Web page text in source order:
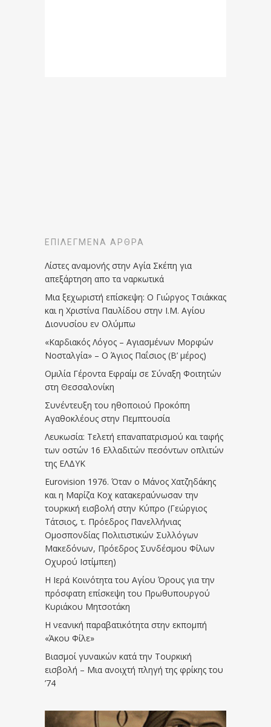
ΕΠΙΛΕΓΜΈΝΑ ΆΡΘΡΑ
Λίστες αναμονής στην Αγία Σκέπη για
απεξάρτηση απο τα ναρκωτικά
Μια ξεχωριστή επίσκεψη: Ο Γιώργος Τσιάκκας
και η Χριστίνα Παυλίδου στην Ι.Μ. Αγίου
Διονυσίου εν Ολύμπω
«Καρδιακός Λόγος – Αγιασμένων Μορφών
Νοσταλγία» – Ο Άγιος Παΐσιος (Β’ μέρος)
Ομιλία Γέροντα Εφραίμ σε Σύναξη Φοιτητών
στη Θεσσαλονίκη
Συνέντευξη του ηθοποιού Προκόπη
Αγαθοκλέους στην Πεμπτουσία
Λευκωσία: Τελετή επαναπατρισμού και ταφής
των οστών 16 Ελλαδιτών πεσόντων οπλιτών
της ΕΛΔΥΚ
Eurovision 1976. Όταν ο Μάνος Χατζηδάκης
και η Μαρίζα Κοχ κατακεραύνωσαν την
τουρκική εισβολή στην Κύπρο (Γεώργιος
Τάτσιος, τ. Πρόεδρος Πανελλήνιας
Ομοσπονδίας Πολιτιστικών Συλλόγων
Μακεδόνων, Πρόεδρος Συνδέσμου Φίλων
Οχυρού Ιστίμπεη)
Η Ιερά Κοινότητα του Αγίου Όρους για την
πρόσφατη επίσκεψη του Πρωθυπουργού
Κυριάκου Μητσοτάκη
Η νεανική παραβατικότητα στην εκπομπή
«Άκου Φίλε»
Βιασμοί γυναικών κατά την Τουρκική
εισβολή – Μια ανοιχτή πληγή της φρίκης του
’74